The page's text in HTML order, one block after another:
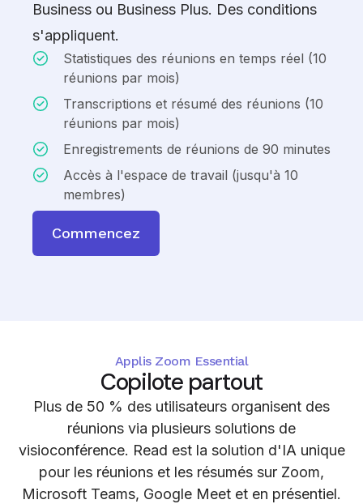
Business ou Business Plus. Des conditions
s'appliquent.
Statistiques des réunions en temps réel (10
réunions par mois)
Transcriptions et résumé des réunions (10
réunions par mois)
Enregistrements de réunions de 90 minutes
Accès à l'espace de travail (jusqu'à 10
membres)
Commencez
Applis Zoom Essential
Copilote partout
Plus de 50 % des utilisateurs organisent des
réunions via plusieurs solutions de
visioconférence. Read est la solution d'IA unique
pour les réunions et les résumés sur Zoom,
Microsoft Teams, Google Meet et en présentiel.